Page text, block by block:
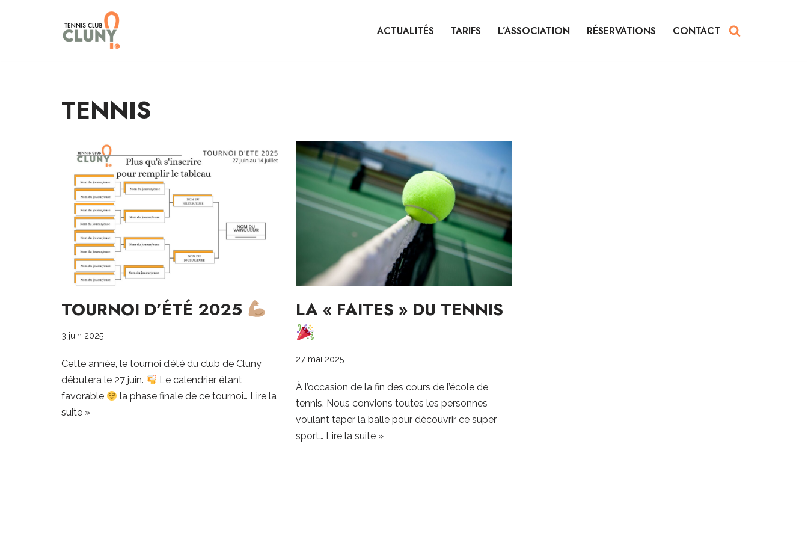
ACTUALITÉS TARIFS L’ASSOCIATION RÉSERVATIONS CONTACT
TENNIS
TOURNOI D’ÉTÉ 2025
3 juin 2025
Cette année, le tournoi d’été du club de Cluny
débutera le 27 juin.
Le calendrier étant
favorable
la phase finale de ce tournoi… Lire la
suite »
LA « FAITES » DU TENNIS
27 mai 2025
À l’occasion de la fin des cours de l’école de
tennis. Nous convions toutes les personnes
voulant taper la balle pour découvrir ce super
sport… Lire la suite »